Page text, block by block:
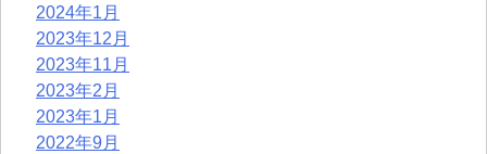
2024年1月
2023年12月
2023年11月
2023年2月
2023年1月
2022年9月